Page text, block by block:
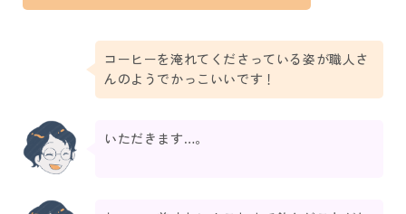
コーヒーを淹れてくださっている姿が職人さ
んのようでかっこいいです！
いただきます…。